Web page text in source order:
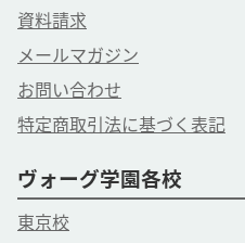
資料請求
メールマガジン
お問い合わせ
特定商取引法に基づく表記
ヴォーグ学園各校
東京校